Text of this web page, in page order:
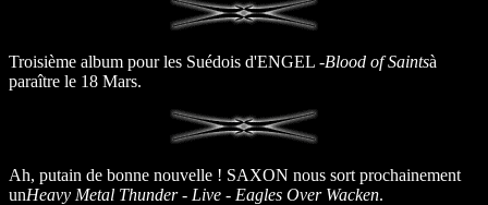
Troisième album pour les Suédois d'ENGEL -Blood of Saintsà
paraître le 18 Mars.
Ah, putain de bonne nouvelle ! SAXON nous sort prochainement
unHeavy Metal Thunder - Live - Eagles Over Wacken.